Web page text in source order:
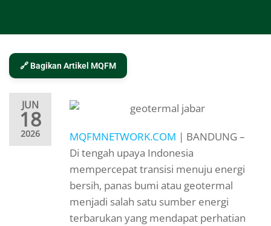
🔗 Bagikan Artikel MQFM
JUN
18
2026 MQFMNETWORK.COM | BANDUNG –
Di tengah upaya Indonesia
mempercepat transisi menuju energi
bersih, panas bumi atau geotermal
menjadi salah satu sumber energi
terbarukan yang mendapat perhatian